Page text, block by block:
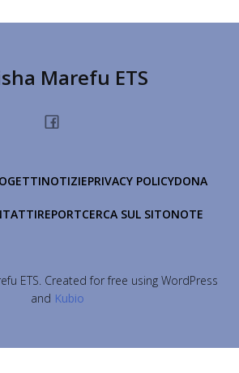
Marefu ETS
NOTIZIEPRIVACY POLICYDONA
REPORTCERCA SUL SITONOTE
ETS. Created for free using WordPress
and Kubio